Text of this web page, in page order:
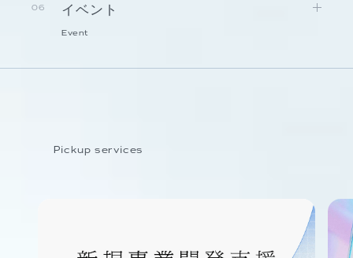
06 イベント
Event
Pickup services